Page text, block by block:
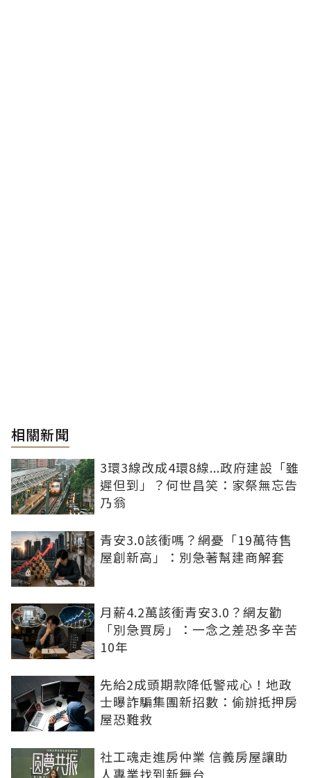
相關新聞
3環3線改成4環8線...政府建設「雖
遲但到」？何世昌笑：家祭無忘告
乃翁
青安3.0該衝嗎？網憂「19萬待售
屋創新高」：別急著幫建商解套
月薪4.2萬該衝青安3.0？網友勸
「別急買房」：一念之差恐多辛苦
10年
先給2成頭期款降低警戒心！地政
士曝詐騙集團新招數：偷辦抵押房
屋恐難救
社工魂走進房仲業 信義房屋讓助
人專業找到新舞台